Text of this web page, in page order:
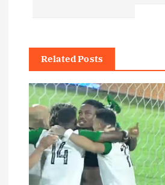
a
v
g
a
Related Posts